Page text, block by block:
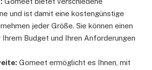
und ist damit eine kostengünstige
jeder Größe. Sie können einen
Ihrem Budget und Ihren Anforderungen
Gomeet ermöglicht es Ihnen, mit